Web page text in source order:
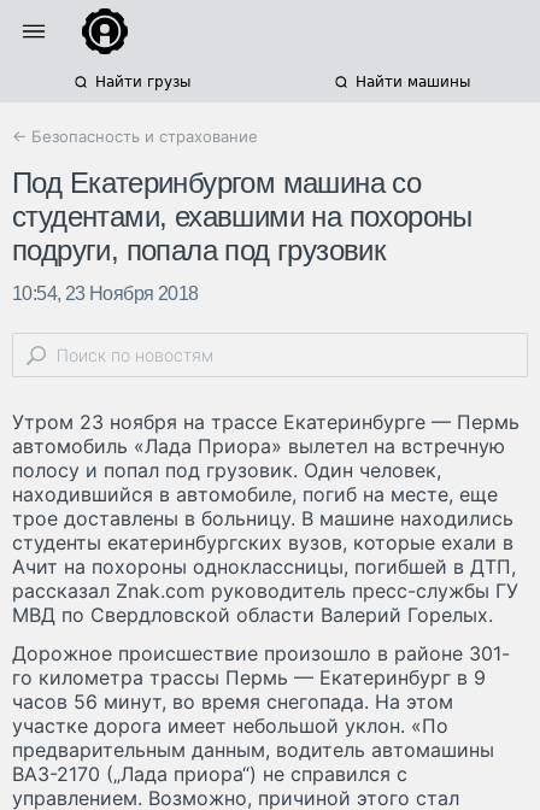
Найти грузы Найти машины
← Безопасность и страхование
Под Екатеринбургом машина со
студентами, ехавшими на похороны
подруги, попала под грузовик
10:54, 23 Ноября 2018
Утром 23 ноября на трассе Екатеринбурге — Пермь
автомобиль «Лада Приора» вылетел на встречную
полосу и попал под грузовик. Один человек,
находившийся в автомобиле, погиб на месте, еще
трое доставлены в больницу. В машине находились
студенты екатеринбургских вузов, которые ехали в
Ачит на похороны одноклассницы, погибшей в ДТП,
рассказал Znak.com руководитель пресс-службы ГУ
МВД по Свердловской области Валерий Горелых.
Дорожное происшествие произошло в районе 301-
го километра трассы Пермь — Екатеринбург в 9
часов 56 минут, во время снегопада. На этом
участке дорога имеет небольшой уклон. «По
предварительным данным, водитель автомашины
ВАЗ-2170 („Лада приора“) не справился с
управлением. Возможно, причиной этого стал